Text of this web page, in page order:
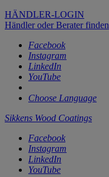
HÄNDLER-LOGIN
Händler oder Berater finden
Facebook
Instagram
LinkedIn
YouTube
Choose Language
Sikkens Wood Coatings
Facebook
Instagram
LinkedIn
YouTube